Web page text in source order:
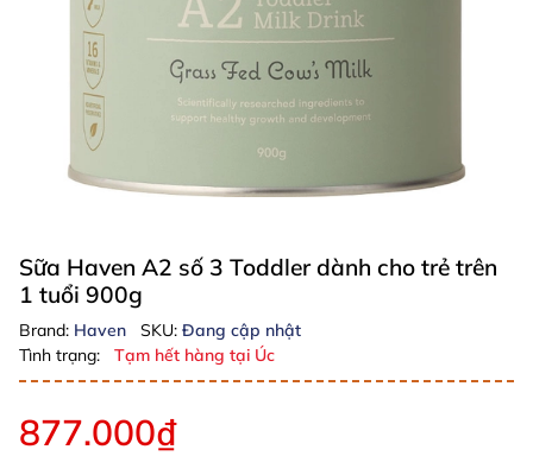
Sữa Haven A2 số 3 Toddler dành cho trẻ trên
1 tuổi 900g
Brand: Haven SKU: Đang cập nhật
Tình trạng:
Tạm hết hàng tại Úc
877.000₫